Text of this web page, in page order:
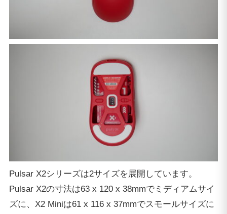
Pulsar X2シリーズは2サイズを展開しています。
Pulsar X2の寸法は63 x 120 x 38mmでミディアムサイ
ズに、X2 Miniは61 x 116 x 37mmでスモールサイズに